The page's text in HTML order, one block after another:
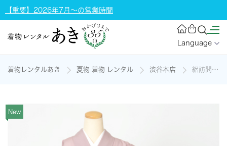
【重要】2026年7月～の営業時間
Language
着物レンタルあき 夏物 着物 レンタル 渋谷本店 絽訪問着[秋草]の着物レンタル
New